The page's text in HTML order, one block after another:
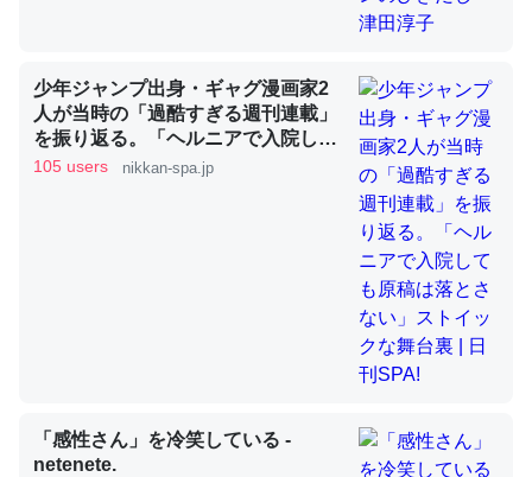
昆虫ってカルシウム少ないのか。知らんかった。調べたら
コオロギのカルシウム分はエビの600分の1程度。
─ニュース :: 【研究発表】昆虫学の大問題＝「昆虫はなぜ海にいな
いのか」に関する新仮説
論文では「淡水はカルシウムも酸素も不足してて両方に不
利だから両方が拮抗してるのでは」とあって面白い。海に
いる鋏角類（カブトガニ・ウミグモ）はカルシウムを使わ
─ニュース :: 【研究発表】昆虫学の大問題＝「昆虫はなぜ海にいな
いのか」に関する新仮説
少年ジャンプ出身・ギャグ漫画家2
人が当時の「過酷すぎる週刊連載」
を振り返る。「ヘルニアで入院して
も原稿は落とさない」ストイックな
105 users nikkan-spa.jp
「感性さん」を冷笑している -
netenete.